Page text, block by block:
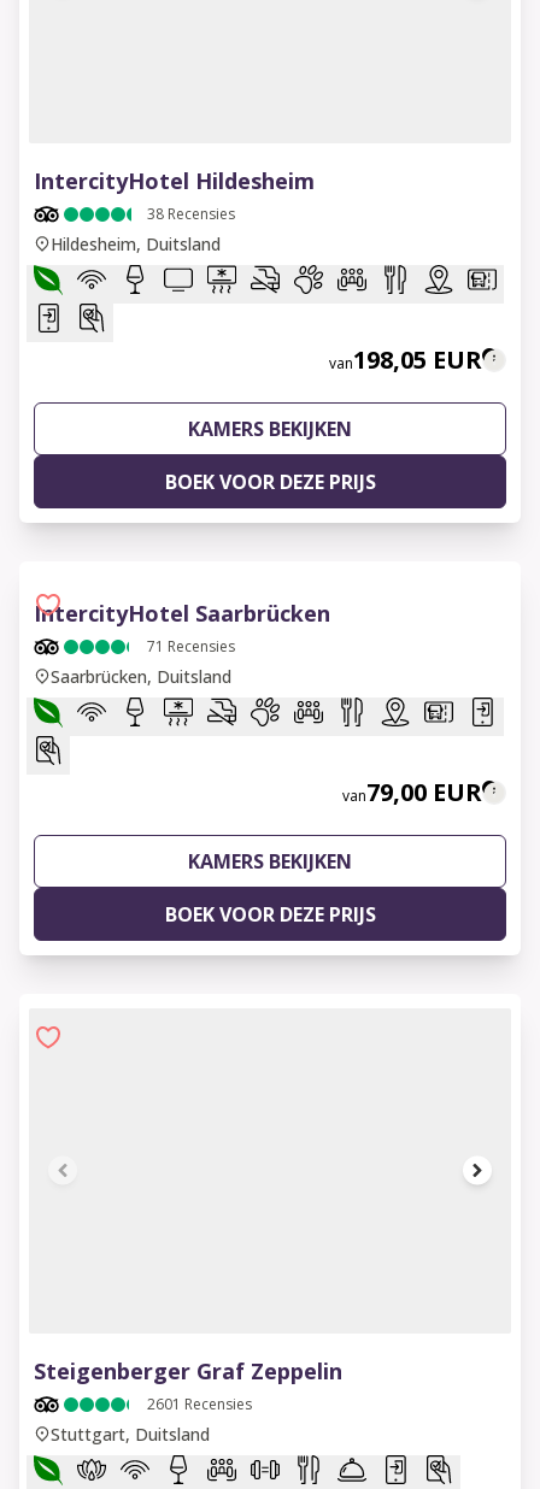
IntercityHotel Hildesheim
38 Recensies
Hildesheim, Duitsland
van198,05 EUR
KAMERS BEKIJKEN
BOEK VOOR DEZE PRIJS
IntercityHotel Saarbrücken
71 Recensies
Saarbrücken, Duitsland
van79,00 EUR
KAMERS BEKIJKEN
BOEK VOOR DEZE PRIJS
Steigenberger Graf Zeppelin
2601 Recensies
Stuttgart, Duitsland